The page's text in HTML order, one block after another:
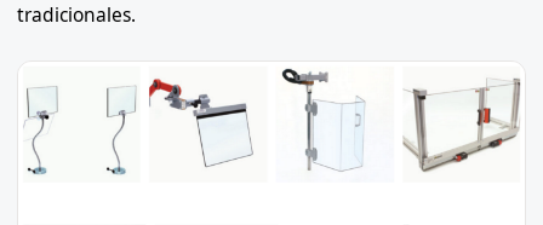
tradicionales.